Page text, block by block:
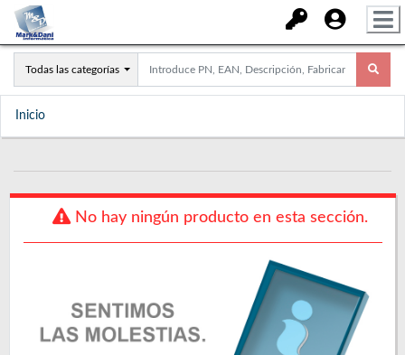
Todas las categorías
Inicio
No hay ningún producto en esta sección.